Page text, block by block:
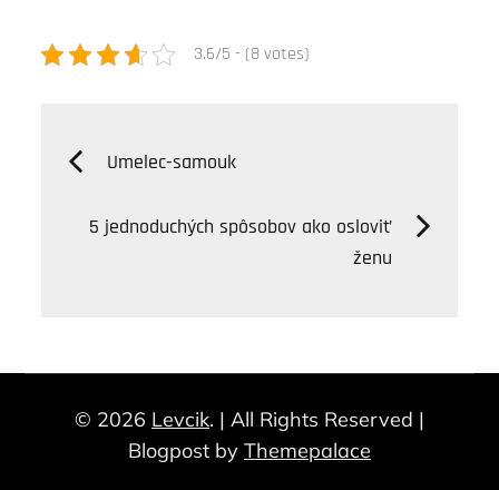
3.6/5 - (8 votes)
Navigácia
Umelec-samouk
5 jednoduchých spôsobov ako osloviť
ženu
© 2026 Levcik. | All Rights Reserved |
Blogpost by Themepalace